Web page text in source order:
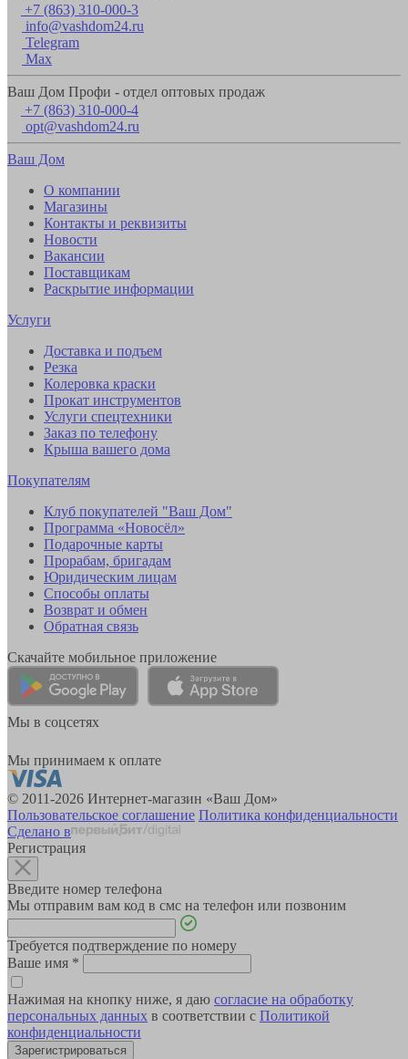
+7 (863) 310-000-3
info@vashdom24.ru
Telegram
Max
Ваш Дом Профи - отдел оптовых продаж
+7 (863) 310-000-4
opt@vashdom24.ru
Ваш Дом
О компании
Магазины
Контакты и реквизиты
Новости
Вакансии
Поставщикам
Раскрытие информации
Услуги
Доставка и подъем
Резка
Колеровка краски
Прокат инструментов
Услуги спецтехники
Заказ по телефону
Крыша вашего дома
Покупателям
Клуб покупателей "Ваш Дом"
Программа «Новосёл»
Подарочные карты
Прорабам, бригадам
Юридическим лицам
Способы оплаты
Возврат и обмен
Обратная связь
Скачайте мобильное приложение
Мы в соцсетях
Мы принимаем к оплате
© 2011-2026 Интернет-магазин «Ваш Дом»
Пользовательское соглашение Политика конфиденциальности
Сделано в
Регистрация
Введите номер телефона
Мы отправим вам код в смс на телефон или позвоним
Требуется подтверждение по номеру
Ваше имя *
Нажимая на кнопку ниже, я даю согласие на обработку
персональных данных в соответствии с Политикой
конфиденциальности
Зарегистрироваться